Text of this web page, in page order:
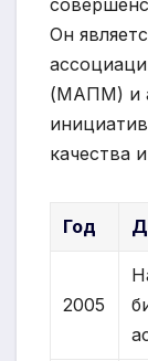
Он
(МАПМ) и
качества
Год
2005